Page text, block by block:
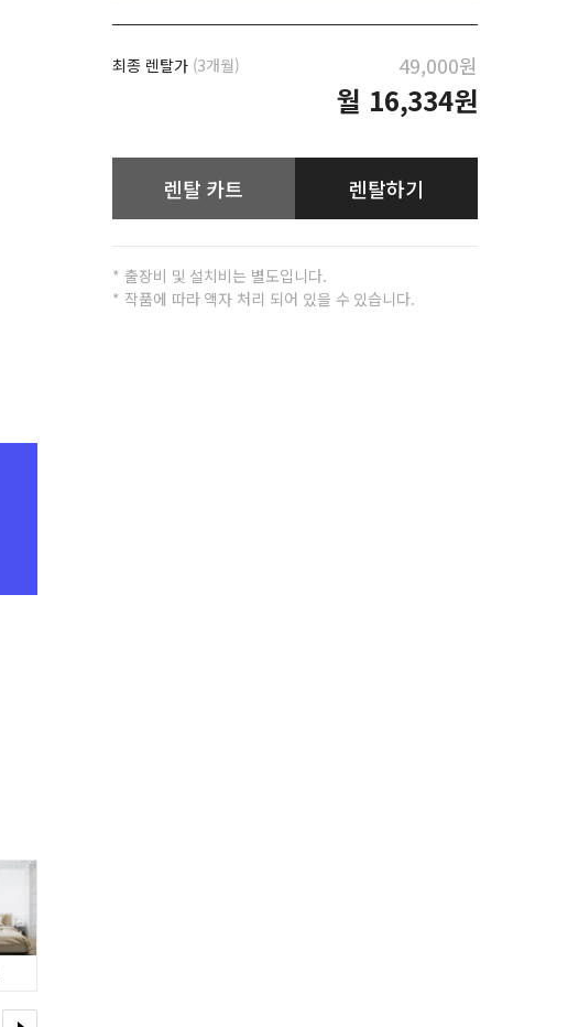
최종 렌탈가(3개월) 49,000원
월 16,334원
렌탈 카트 렌탈하기
* 출장비 및 설치비는 별도입니다.
* 작품에 따라 액자 처리 되어 있을 수 있습니다.